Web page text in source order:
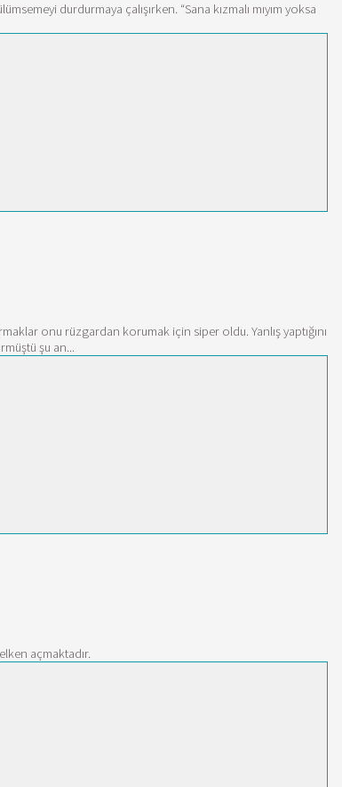
durdurmaya çalışırken. “Sana kızmalı mıyım yoksa
onu rüzgardan korumak için siper oldu. Yanlış yaptığını
şu an...
açmaktadır.